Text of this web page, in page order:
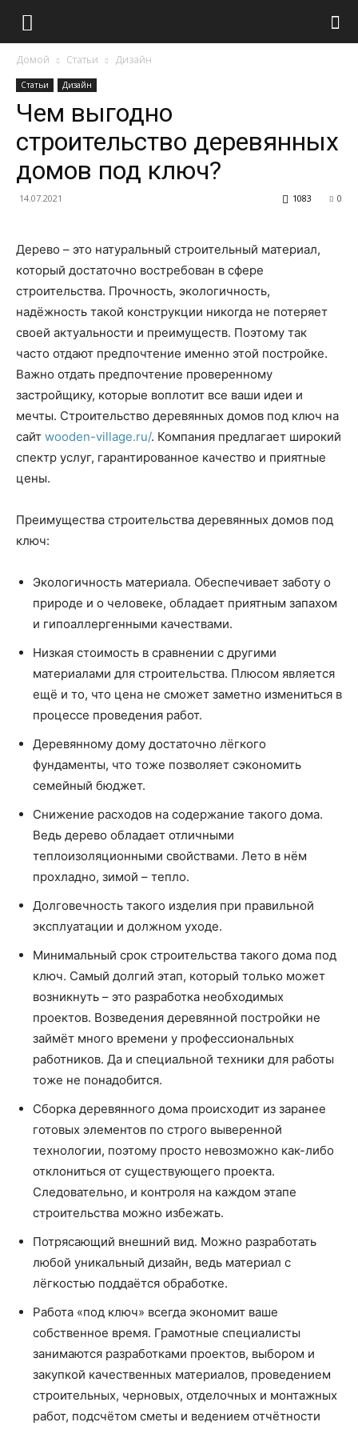
Домой Статьи Дизайн
Статьи Дизайн
Чем выгодно
строительство деревянных
домов под ключ?
14.07.2021 0
1083
Дерево – это натуральный строительный материал,
который достаточно востребован в сфере
строительства. Прочность, экологичность,
надёжность такой конструкции никогда не потеряет
своей актуальности и преимуществ. Поэтому так
часто отдают предпочтение именно этой постройке.
Важно отдать предпочтение проверенному
застройщику, которые воплотит все ваши идеи и
мечты. Строительство деревянных домов под ключ на
сайт wooden-village.ru/. Компания предлагает широкий
спектр услуг, гарантированное качество и приятные
цены.
Преимущества строительства деревянных домов под
ключ:
Экологичность материала. Обеспечивает заботу о
природе и о человеке, обладает приятным запахом
и гипоаллергенными качествами.
Низкая стоимость в сравнении с другими
материалами для строительства. Плюсом является
ещё и то, что цена не сможет заметно измениться в
процессе проведения работ.
Деревянному дому достаточно лёгкого
фундаменты, что тоже позволяет сэкономить
семейный бюджет.
Снижение расходов на содержание такого дома.
Ведь дерево обладает отличными
теплоизоляционными свойствами. Лето в нём
прохладно, зимой – тепло.
Долговечность такого изделия при правильной
эксплуатации и должном уходе.
Минимальный срок строительства такого дома под
ключ. Самый долгий этап, который только может
возникнуть – это разработка необходимых
проектов. Возведения деревянной постройки не
займёт много времени у профессиональных
работников. Да и специальной техники для работы
тоже не понадобится.
Сборка деревянного дома происходит из заранее
готовых элементов по строго выверенной
технологии, поэтому просто невозможно как-либо
отклониться от существующего проекта.
Следовательно, и контроля на каждом этапе
строительства можно избежать.
Потрясающий внешний вид. Можно разработать
любой уникальный дизайн, ведь материал с
лёгкостью поддаётся обработке.
Работа «под ключ» всегда экономит ваше
собственное время. Грамотные специалисты
занимаются разработками проектов, выбором и
закупкой качественных материалов, проведением
строительных, черновых, отделочных и монтажных
работ, подсчётом сметы и ведением отчётности